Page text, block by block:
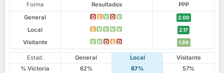
Forma Resultados
PPP
General
D E V D V 2.00
Local E V V V V 2.17
Visitante V V D E D 1.86
Estad. General Local
Visitante
% Victoria
62% 67%
57%